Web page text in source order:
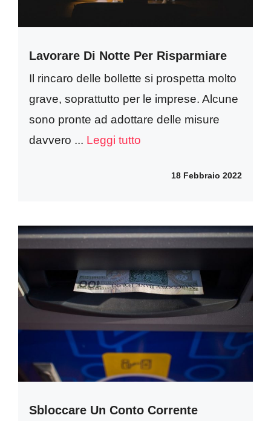
Lavorare Di Notte Per Risparmiare
Il rincaro delle bollette si prospetta molto
grave, soprattutto per le imprese. Alcune
sono pronte ad adottare delle misure
davvero ... Leggi tutto
18 Febbraio 2022
Sbloccare Un Conto Corrente